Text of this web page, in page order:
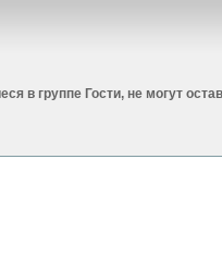
в группе Гости, не могут